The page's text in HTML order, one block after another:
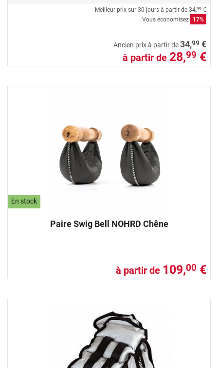
Meilleur prix sur 30 jours à partir de 34,99 €
Vous économisez
17%
Ancien prix à partir de34,99 €
à partir de 28,99 €
En stock
Paire Swig Bell NOHRD Chêne
à partir de 109,00 €